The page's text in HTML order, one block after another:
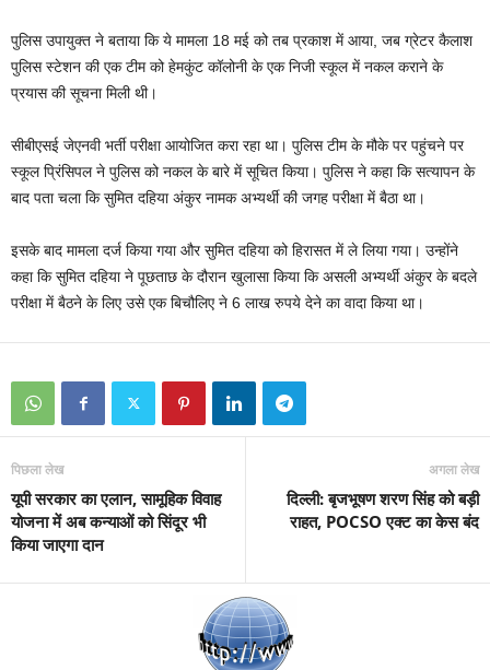
पुलिस उपायुक्त ने बताया कि ये मामला 18 मई को तब प्रकाश में आया, जब ग्रेटर कैलाश
पुलिस स्टेशन की एक टीम को हेमकुंट कॉलोनी के एक निजी स्कूल में नकल कराने के
प्रयास की सूचना मिली थी।
सीबीएसई जेएनवी भर्ती परीक्षा आयोजित करा रहा था। पुलिस टीम के मौके पर पहुंचने पर
स्कूल प्रिंसिपल ने पुलिस को नकल के बारे में सूचित किया। पुलिस ने कहा कि सत्यापन के
बाद पता चला कि सुमित दहिया अंकुर नामक अभ्यर्थी की जगह परीक्षा में बैठा था।
इसके बाद मामला दर्ज किया गया और सुमित दहिया को हिरासत में ले लिया गया। उन्होंने
कहा कि सुमित दहिया ने पूछताछ के दौरान खुलासा किया कि असली अभ्यर्थी अंकुर के बदले
परीक्षा में बैठने के लिए उसे एक बिचौलिए ने 6 लाख रुपये देने का वादा किया था।
पिछला लेख
यूपी सरकार का एलान, सामूहिक विवाह
योजना में अब कन्याओं को सिंदूर भी
किया जाएगा दान
अगला लेख
दिल्ली: बृजभूषण शरण सिंह को बड़ी
राहत, POCSO एक्ट का केस बंद